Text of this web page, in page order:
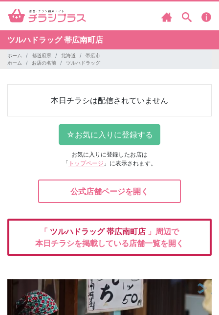
ツルハドラッグ帯広南町店
ホーム 都道府県 北海道
帯広市
ホーム
お店の名前 ツルハドラッグ
本日チラシは配信されていません
お気に入りに登録したお店は
「 トップページ 」に表示されます。
公式店舗ページを開く
「 ツルハドラッグ帯広南町店 」周辺で
本日チラシを掲載している店舗一覧を開く